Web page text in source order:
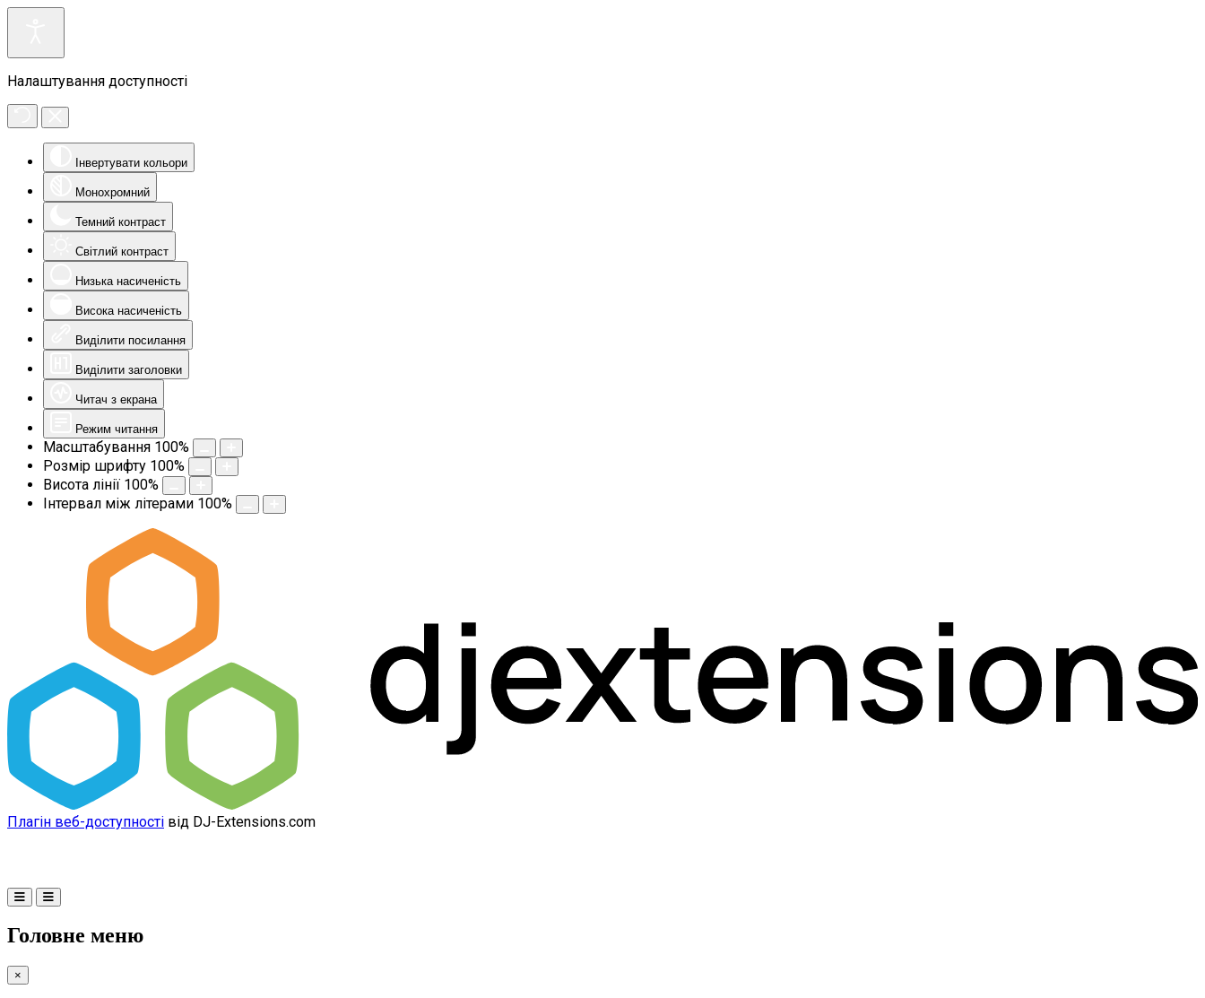
Налаштування доступності
Інвертувати кольори
Монохромний
Темний контраст
Світлий контраст
Низька насиченість
Висока насиченість
Виділити посилання
Виділити заголовки
Читач з екрана
Режим читання
Масштабування 100%
Розмір шрифту 100%
Висота лінії 100%
Інтервал між літерами 100%
Плагін веб-доступності від DJ-Extensions.com
Головне меню
×